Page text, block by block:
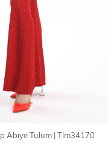
& Kaban
Abiye Tulum | Tlm34170